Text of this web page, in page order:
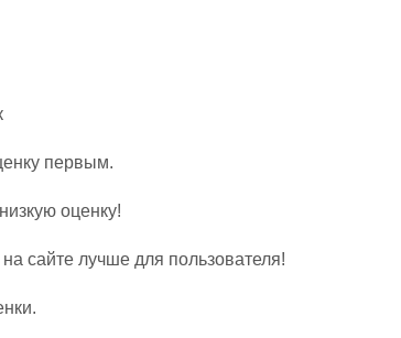
первым.
оценку!
сайте лучше для пользователя!